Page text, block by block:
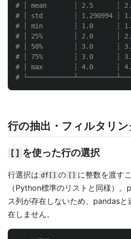
# │ mean       ┆ 2.5      ┆
# │ std        ┆ 1.290994
# │ min        ┆ 1.0      ┆
# │ 25%        ┆ 2.0      ┆
# │ 50%        ┆ 3.0      ┆
# │ 75%        ┆ 3.0      ┆
# │ max        ┆ 4.0      ┆
行の抽出・フィルタリ
[] を使った行の選択
行選択は df[] の [] に整数を渡す
（Python標準のリストと同様）
ス列が存在しないため、pandasと
在しません。